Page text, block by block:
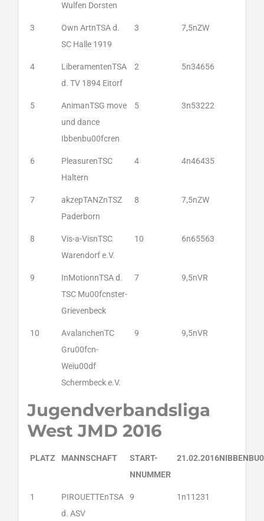
Wulfen Dorsten
3
Own ArtnTSA d.
SC Halle 1919
3 7,5nZW
4
LiberamentenTSA
d. TV 1894 Eitorf
2 5n34656
5
AnimanTSG move
und dance
Ibbenbu00fcren
5 3n53222
6
PleasurenTSC
Haltern
4 4n46435
7
akzepTANZnTSZ
Paderborn
8 7,5nZW
8
Vis-a-VisnTSC
Warendorf e.V.
10 6n65563
9
InMotionnTSA d.
TSC Mu00fcnster-
Grievenbeck
7 9,5nVR
10
AvalanchenTC
Gru00fcn-
Weiu00df
Schermbeck e.V.
9 9,5nVR
Jugendverbandsliga
West JMD 2016
PLATZ MANNSCHAFT
START-
NNUMMER
1
PIROUETTEnTSA
d. ASV
9 1n11231